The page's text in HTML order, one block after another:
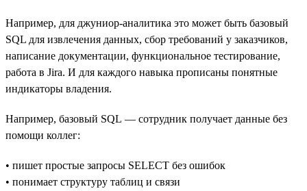
Например, для джуниор-аналитика это может быть базовый
SQL для извлечения данных, сбор требований у заказчиков,
написание документации, функциональное тестирование,
работа в Jira. И для каждого навыка прописаны понятные
индикаторы владения.
Например, базовый SQL — сотрудник получает данные без
помощи коллег:
• пишет простые запросы SELECT без ошибок
• понимает структуру таблиц и связи